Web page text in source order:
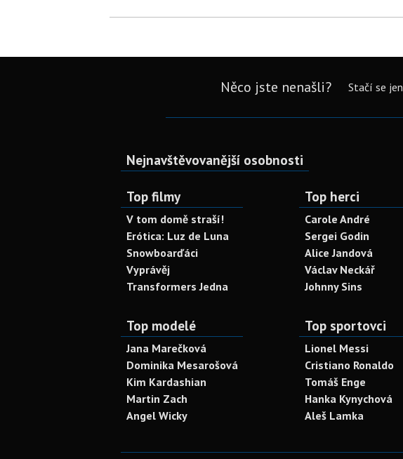
Něco jste nenašli? Stačí se jen
Nejnavštěvovanější osobnosti
Top filmy
V tom domě straší!
Erótica: Luz de Luna
Snowboarďáci
Vyprávěj
Transformers Jedna
Top herci
Carole André
Sergei Godin
Alice Jandová
Václav Neckář
Johnny Sins
Top modelé
Jana Marečková
Dominika Mesarošová
Kim Kardashian
Martin Zach
Angel Wicky
Top sportovci
Lionel Messi
Cristiano Ronaldo
Tomáš Enge
Hanka Kynychová
Aleš Lamka